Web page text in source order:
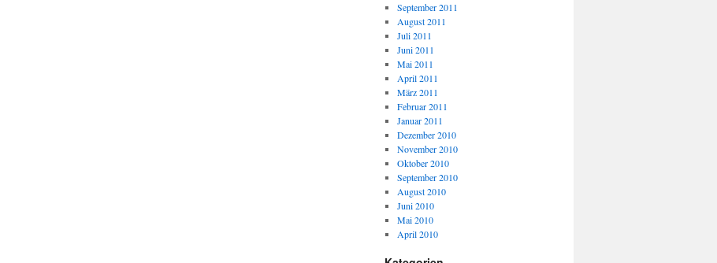
September 2011
August 2011
Juli 2011
Juni 2011
Mai 2011
April 2011
März 2011
Februar 2011
Januar 2011
Dezember 2010
November 2010
Oktober 2010
September 2010
August 2010
Juni 2010
Mai 2010
April 2010